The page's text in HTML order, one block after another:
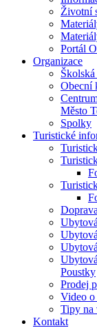
Životní
Portál
Organizace
Obecní
Město
Spolky
Turistické
Poustky
Prodej
Video o
Tipy na
Kontakt